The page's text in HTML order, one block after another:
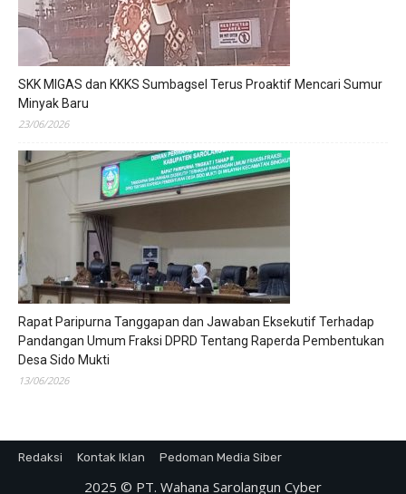
SKK MIGAS dan KKKS Sumbagsel Terus Proaktif Mencari Sumur
Minyak Baru
23/06/2026
Rapat Paripurna Tanggapan dan Jawaban Eksekutif Terhadap
Pandangan Umum Fraksi DPRD Tentang Raperda Pembentukan
Desa Sido Mukti
13/06/2026
Redaksi Kontak Iklan Pedoman Media Siber
2025 © PT. Wahana Sarolangun Cyber